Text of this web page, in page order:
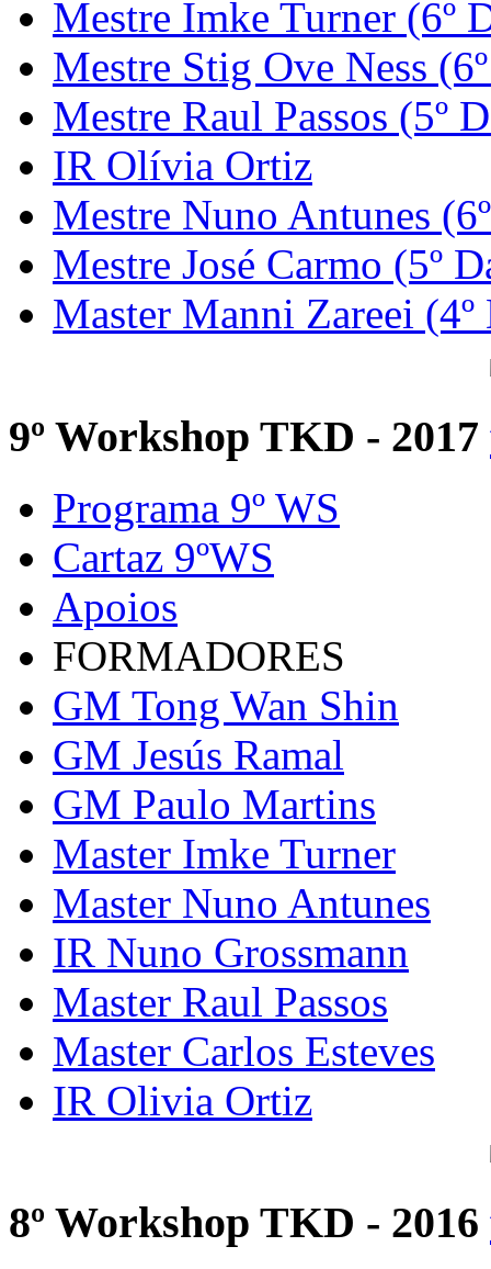
Mestre Imke Turner (6º
Mestre Stig Ove Ness
Mestre Raul Passos (5º
IR Olívia Ortiz
Mestre Nuno Antunes
Mestre José Carmo (5º
Master Manni Zareei (4º
9º Workshop TKD - 2017
Programa 9º WS
Cartaz 9ºWS
Apoios
FORMADORES
GM Tong Wan Shin
GM Jesús Ramal
GM Paulo Martins
Master Imke Turner
Master Nuno Antunes
IR Nuno Grossmann
Master Raul Passos
Master Carlos Esteves
IR Olivia Ortiz
8º Workshop TKD - 2016